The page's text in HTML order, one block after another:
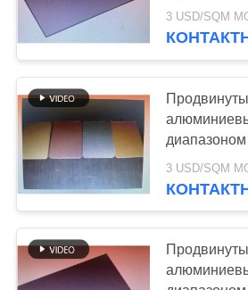
ЗАПРОСИТЕ
ЦИТАТУ
КАРТА
САЙТА
ПОЛИТИКА
Мраморная
составная
Панель
свойства
украшений
3 USD/SQM
PVDF
дизайна и
3 USD/SQM